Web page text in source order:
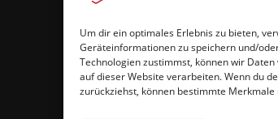
Um dir ein optimales Erlebnis zu bieten,
Geräteinformationen zu speichern und/
Technologien zustimmst, können wir
auf dieser Website verarbeiten. Wenn du
zurückziehst, können bestimmte
Schnellinks